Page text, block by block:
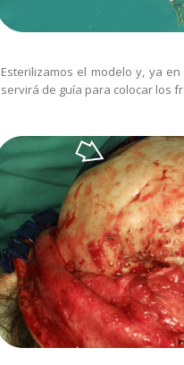
Esterilizamos el modelo y, ya
servirá de guía para colocar los